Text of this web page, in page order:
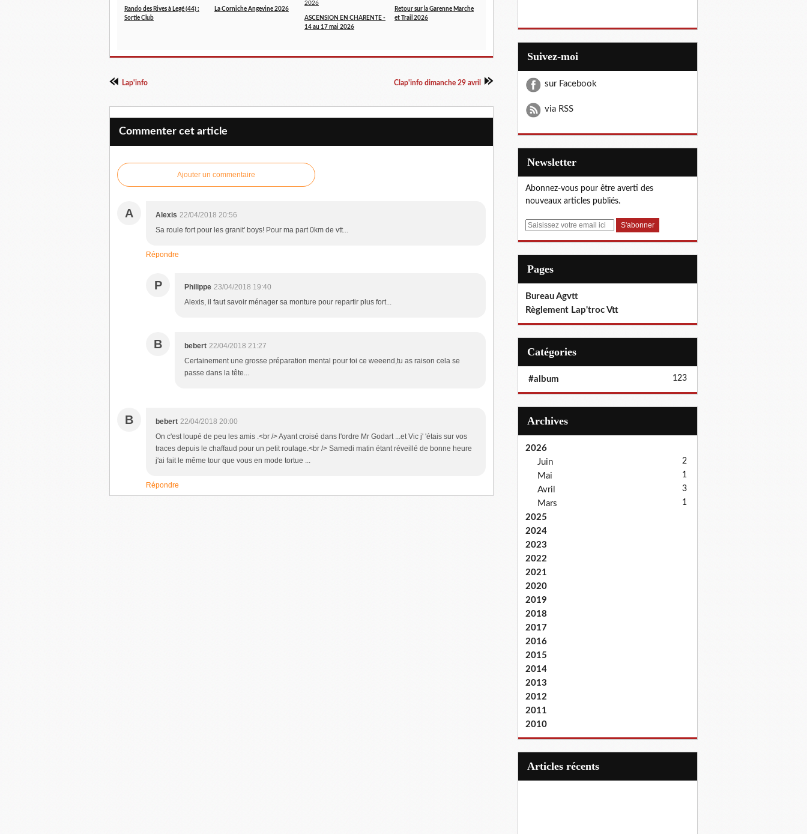
Rando des Rives à Legé (44) :
Sortie Club
La Corniche Angevine 2026
ASCENSION EN CHARENTE -
14 au 17 mai 2026
Retour sur la Garenne Marche
et Trail 2026
Lap'info Clap'info dimanche 29 avril
Commenter cet article
Ajouter un commentaire
A Alexis 22/04/2018 20:56
Sa roule fort pour les granit' boys! Pour ma part 0km de vtt...
Répondre
P Philippe 23/04/2018 19:40
Alexis, il faut savoir ménager sa monture pour repartir plus fort...
B bebert 22/04/2018 21:27
Certainement une grosse préparation mental pour toi ce weeend,tu as raison cela se
passe dans la tête...
B bebert 22/04/2018 20:00
On c'est loupé de peu les amis .<br /> Ayant croisé dans l'ordre Mr Godart ...et Vic j' 'étais sur vos
traces depuis le chaffaud pour un petit roulage.<br /> Samedi matin étant réveillé de bonne heure
j'ai fait le même tour que vous en mode tortue ...
Répondre
Suivez-moi
sur Facebook
via RSS
Newsletter
Abonnez-vous pour être averti des
nouveaux articles publiés.
E
Pages
Bureau Agvtt
Règlement Lap'troc Vtt
Catégories
#album 123
Archives
2026
Juin
2
Mai 1
Avril 3
Mars 1
2025
2024
2023
2022
2021
2020
2019
2018
2017
2016
2015
2014
2013
2012
2011
2010
articles récents